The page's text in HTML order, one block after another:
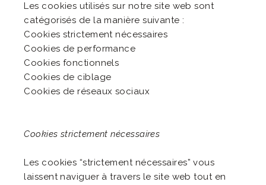
Les cookies utilisés sur notre site web sont
catégorisés de la manière suivante :
Cookies strictement nécessaires
Cookies de performance
Cookies fonctionnels
Cookies de ciblage
Cookies de réseaux sociaux
Cookies strictement nécessaires
Les cookies “strictement nécessaires” vous
laissent naviguer à travers le site web tout en